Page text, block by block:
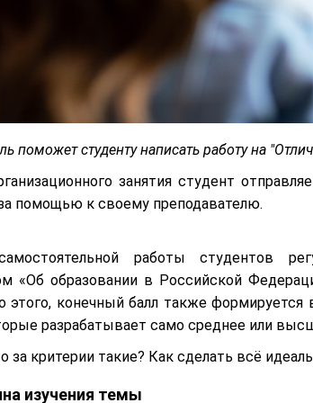
поможет студенту написать работу на
занятия студент
помощью к своему преподавателю.
работы студентов
«Об образовании в Российской
этого, конечный балл также
разрабатывает само среднее или
за критерии такие? Как сделать всё
изучения темы